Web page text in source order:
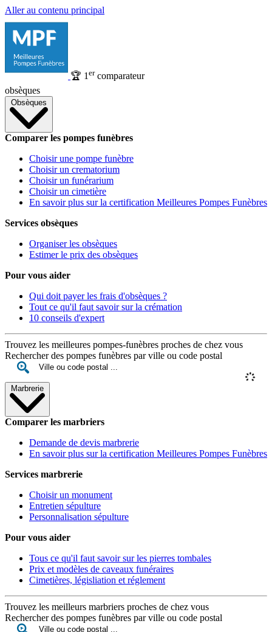
Aller au contenu principal
🏆 1 ercomparateur
obsèques
Obsèques
Comparer les pompes funèbres
Choisir une pompe funèbre
Choisir un crematorium
Choisir un funérarium
Choisir un cimetière
En savoir plus sur la certification Meilleures Pompes Funèbres
Services obsèques
Organiser les obsèques
Estimer le prix des obsèques
Pour vous aider
Qui doit payer les frais d'obsèques ?
Tout ce qu'il faut savoir sur la crémation
10 conseils d'expert
Trouvez les meilleures pompes-funèbres proches de chez vous
Rechercher des pompes funèbres par ville ou code postal
Marbrerie
Comparer les marbriers
Demande de devis marbrerie
En savoir plus sur la certification Meilleures Pompes Funèbres
Services marbrerie
Choisir un monument
Entretien sépulture
Personnalisation sépulture
Pour vous aider
Tous ce qu'il faut savoir sur les pierres tombales
Prix et modèles de caveaux funéraires
Cimetières, législiation et réglement
Trouvez les meilleurs marbriers proches de chez vous
Rechercher des pompes funèbres par ville ou code postal